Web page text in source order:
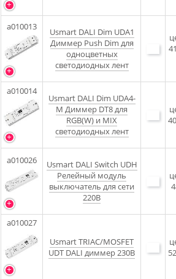
a010013
Usmart DALI Dim UDA1
Диммер Push Dim для
одноцветных
светодиодных лент
a010014
Usmart DALI Dim UDA4-
M Диммер DT8 для
RGB(W) и MIX
светодиодных лент
a010026
Usmart DALI Switch UDH
Релейный модуль
выключатель для сети
220В
a010027
Usmart TRIAC/MOSFET
UDT DALI диммер 230В